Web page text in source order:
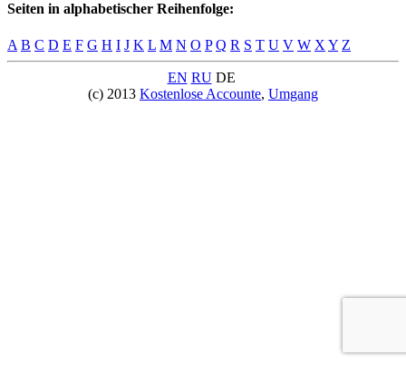
Seiten in alphabetischer Reihenfolge:
A B C D E F G H I J K L M N O P Q R S T U V W X Y Z
EN RUDE
(c) 2013 Kostenlose Accounte, Umgang